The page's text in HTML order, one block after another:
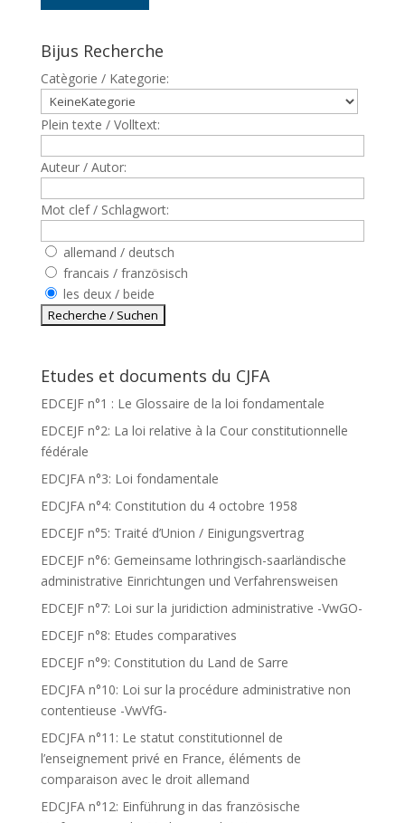
Bijus Recherche
Catègorie / Kategorie:
Plein texte / Volltext:
Auteur / Autor:
Mot clef / Schlagwort:
allemand / deutsch
francais / französisch
les deux / beide
Etudes et documents du CJFA
EDCEJF n°1 : Le Glossaire de la loi fondamentale
EDCEJF n°2: La loi relative à la Cour constitutionnelle
fédérale
EDCJFA n°3: Loi fondamentale
EDCJFA n°4: Constitution du 4 octobre 1958
EDCEJF n°5: Traité d’Union / Einigungsvertrag
EDCEJF n°6: Gemeinsame lothringisch-saarländische
administrative Einrichtungen und Verfahrensweisen
EDCEJF n°7: Loi sur la juridiction administrative -VwGO-
EDCEJF n°8: Etudes comparatives
EDCEJF n°9: Constitution du Land de Sarre
EDCJFA n°10: Loi sur la procédure administrative non
contentieuse -VwVfG-
EDCJFA n°11: Le statut constitutionnel de
l’enseignement privé en France, éléments de
comparaison avec le droit allemand
EDCJFA n°12: Einführung in das französische